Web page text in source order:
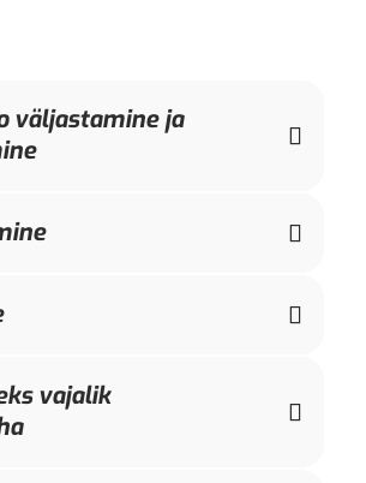
väljastamine ja
vajalik